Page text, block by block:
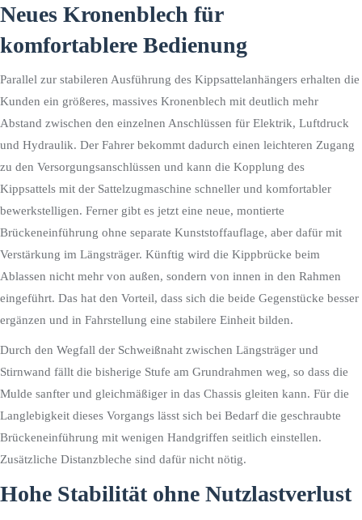
Neues Kronenblech für
komfortablere Bedienung
Parallel zur stabileren Ausführung des Kippsattelanhängers erhalten die
Kunden ein größeres, massives Kronenblech mit deutlich mehr
Abstand zwischen den einzelnen Anschlüssen für Elektrik, Luftdruck
und Hydraulik. Der Fahrer bekommt dadurch einen leichteren Zugang
zu den Versorgungsanschlüssen und kann die Kopplung des
Kippsattels mit der Sattelzugmaschine schneller und komfortabler
bewerkstelligen. Ferner gibt es jetzt eine neue, montierte
Brückeneinführung ohne separate Kunststoffauflage, aber dafür mit
Verstärkung im Längsträger. Künftig wird die Kippbrücke beim
Ablassen nicht mehr von außen, sondern von innen in den Rahmen
eingeführt. Das hat den Vorteil, dass sich die beide Gegenstücke besser
ergänzen und in Fahrstellung eine stabilere Einheit bilden.
Durch den Wegfall der Schweißnaht zwischen Längsträger und
Stirnwand fällt die bisherige Stufe am Grundrahmen weg, so dass die
Mulde sanfter und gleichmäßiger in das Chassis gleiten kann. Für die
Langlebigkeit dieses Vorgangs lässt sich bei Bedarf die geschraubte
Brückeneinführung mit wenigen Handgriffen seitlich einstellen.
Zusätzliche Distanzbleche sind dafür nicht nötig.
Hohe Stabilität ohne Nutzlastverlust